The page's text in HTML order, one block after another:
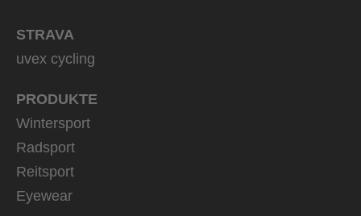
STRAVA
uvex cycling
PRODUKTE
Wintersport
Radsport
Reitsport
Eyewear